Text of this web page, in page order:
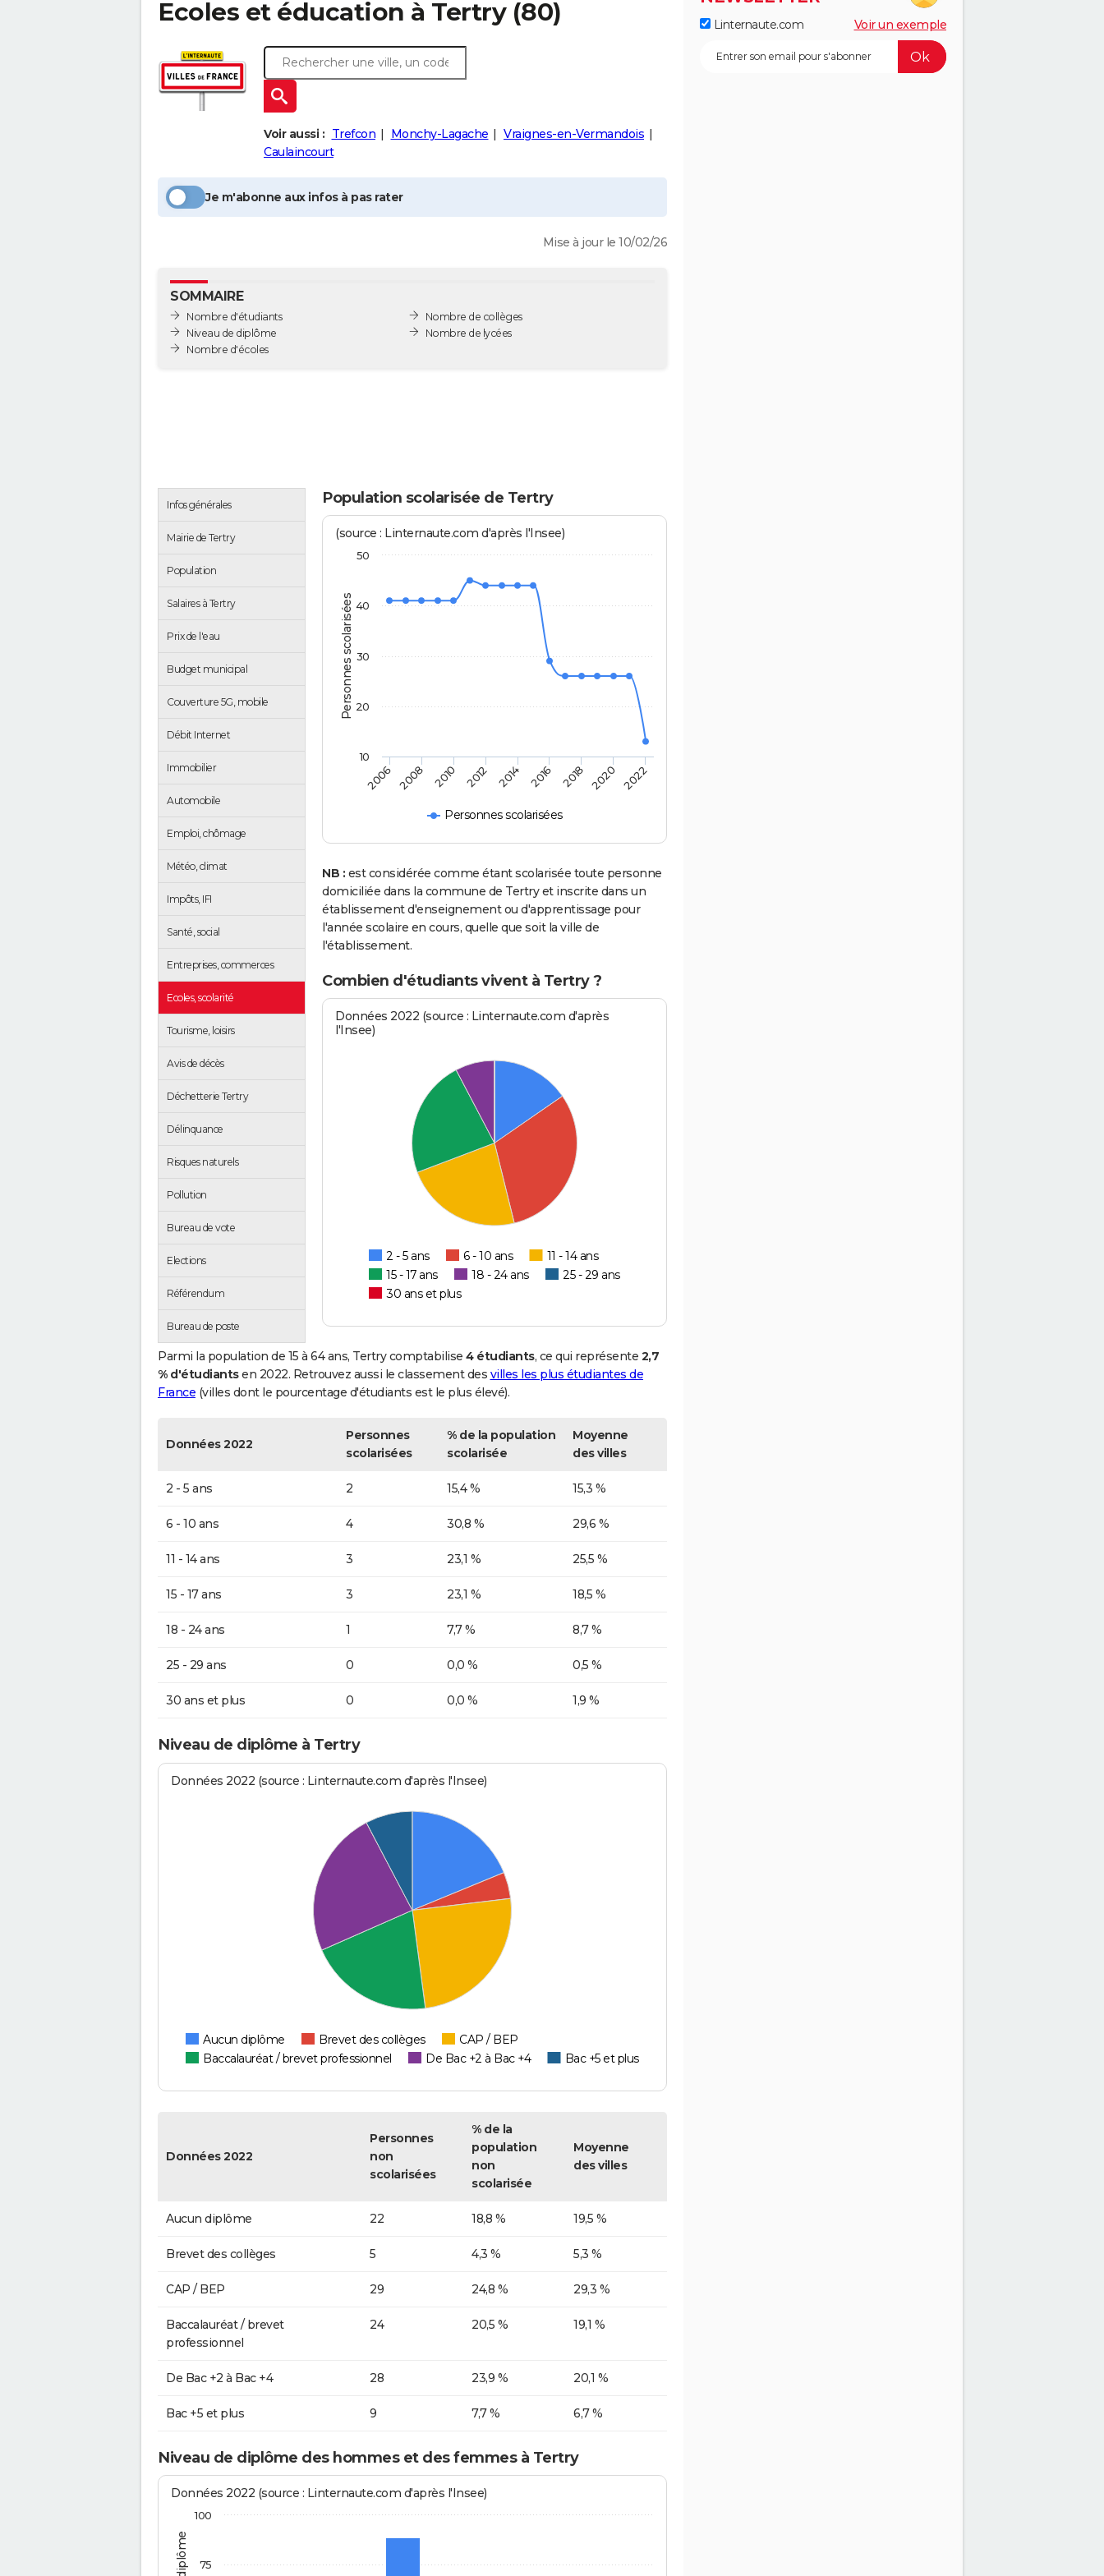
Ecoles et éducation à Tertry(80)
Voir aussi : Trefcon Monchy-Lagache
Vraignes-en-Vermandois
Caulaincourt
Je m'abonne aux infos à pas rater
Mise à jour le 10/02/26
SOMMAIRE
Nombre d'étudiants
Niveau de diplôme
Nombre d'écoles
Nombre de collèges
Nombre de lycées
Infos générales
Mairie de Tertry
Population
Salaires à Tertry
Prix de l'eau
Budget municipal
Couverture 5G, mobile
Débit Internet
Immobilier
Automobile
Emploi, chômage
Météo, climat
Impôts, IFI
Santé, social
Entreprises, commerces
Ecoles, scolarité
Tourisme, loisirs
Avis de décès
Déchetterie Tertry
Délinquance
Risques naturels
Pollution
Bureau de vote
Elections
Référendum
Bureau de poste
Population scolarisée de Tertry
Personnes scolarisées
(source : Linternaute.com d'après l'Insee)
Personnes scolarisées
2006 2008 2010 2012 2014 2016 2018 2020 2022
10
20
30
40
50
NB : est considérée comme étant scolarisée toute personne
domiciliée dans la commune de Tertry et inscrite dans un
établissement d'enseignement ou d'apprentissage pour
l'année scolaire en cours, quelle que soit la ville de
l'établissement.
Combien d'étudiants vivent à Tertry ?
Données 2022 (source : Linternaute.com d'après
l'Insee)
2 - 5 ans 6 - 10 ans
11 - 14 ans
15 - 17 ans
18 - 24 ans
25 - 29 ans
30 ans et plus
Parmi la population de 15 à 64 ans, Tertry comptabilise 4 étudiants, ce qui représente 2,7
% d'étudiantsen 2022. Retrouvez aussi le classement des villes les plus étudiantes de
France (villes dont le pourcentage d'étudiants est le plus élevé).
Données 2022
Personnes
scolarisées
% de la population
scolarisée
Moyenne
des villes
2 - 5 ans 2 15,4 % 15,3 %
6 - 10 ans 4 30,8 % 29,6 %
11 - 14 ans 3 23,1 % 25,5 %
15 - 17 ans 3 23,1 % 18,5 %
18 - 24 ans 1 7,7 % 8,7 %
25 - 29 ans 0 0,0 % 0,5 %
30 ans et plus 0 0,0 % 1,9 %
Niveau de diplôme à Tertry
Données 2022 (source : Linternaute.com d'après l'Insee)
Aucun diplôme Brevet des collèges
CAP / BEP
Baccalauréat / brevet professionnel
De Bac +2 à Bac +4 Bac +5 et plus
Données 2022
Personnes
non
scolarisées
% de la
population
non
scolarisée
Moyenne
des villes
Aucun diplôme 22 18,8 % 19,5 %
Brevet des collèges 5 4,3 % 5,3 %
CAP / BEP 29 24,8 % 29,3 %
Baccalauréat / brevet
professionnel
24 20,5 % 19,1 %
De Bac +2 à Bac +4 28 23,9 % 20,1 %
Bac +5 et plus 9 7,7 % 6,7 %
Niveau de diplôme des hommes et des femmes à Tertry
Données 2022 (source : Linternaute.com d'après l'Insee)
75
100
Linternaute.com Voir un exemple